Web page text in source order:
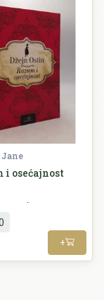
Jane
i osećajnost
+